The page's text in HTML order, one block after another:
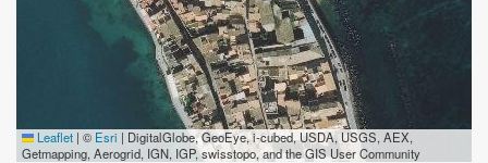
Leaflet | © Esri | DigitalGlobe, GeoEye, i-cubed, USDA, USGS, AEX,
Getmapping, Aerogrid, IGN, IGP, swisstopo, and the GIS User Community